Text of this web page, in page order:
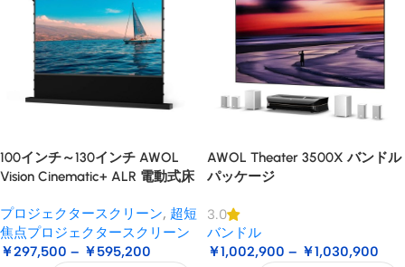
100インチ～130インチ AWOL
Vision Cinematic+ ALR 電動式床
プロジェクタースクリーン, 超短
焦点プロジェクタースクリーン
￥297,500 – ￥595,200
AWOL Theater 3500X バンドル
パッケージ
3.0
バンドル
￥1,002,900 – ￥1,030,900